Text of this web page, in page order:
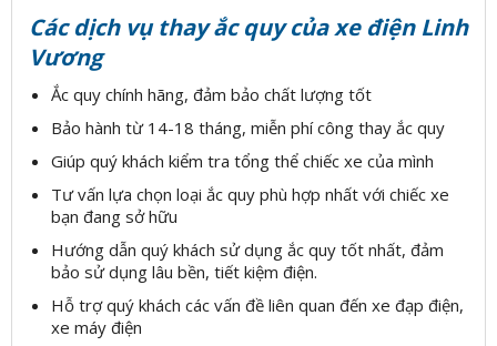
Các dịch vụ thay ắc quy của xe điện Linh
Vương
Ắc quy chính hãng, đảm bảo chất lượng tốt
Bảo hành từ 14-18 tháng, miễn phí công thay ắc quy
Giúp quý khách kiểm tra tổng thể chiếc xe của mình
Tư vấn lựa chọn loại ắc quy phù hợp nhất với chiếc xe
bạn đang sở hữu
Hướng dẫn quý khách sử dụng ắc quy tốt nhất, đảm
bảo sử dụng lâu bền, tiết kiệm điện.
Hỗ trợ quý khách các vấn đề liên quan đến xe đạp điện,
xe máy điện